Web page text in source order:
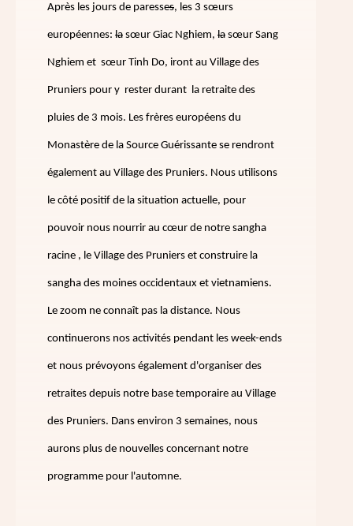
Après les jours de paresses, les 3 sœurs
européennes: la sœur Giac Nghiem, la sœur Sang
Nghiem et sœur Tinh Do, iront au Village des
Pruniers pour y rester durant la retraite des
pluies de 3 mois. Les frères européens du
Monastère de la Source Guérissante se rendront
également au Village des Pruniers. Nous utilisons
le côté positif de la situation actuelle, pour
pouvoir nous nourrir au cœur de notre sangha
racine , le Village des Pruniers et construire la
sangha des moines occidentaux et vietnamiens.
Le zoom ne connaît pas la distance. Nous
continuerons nos activités pendant les week-ends
et nous prévoyons également d'organiser des
retraites depuis notre base temporaire au Village
des Pruniers. Dans environ 3 semaines, nous
aurons plus de nouvelles concernant notre
programme pour l'automne.